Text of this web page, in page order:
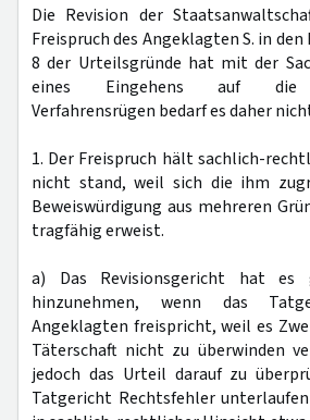
Die Revision der
Freispruch des Angeklagten S. in den
8 der Urteilsgründe hat mit der
eines Eingehens auf die
Verfahrensrügen bedarf es daher
1. Der Freispruch hält sachlich-
nicht stand, weil sich die ihm
Beweiswürdigung aus mehreren
tragfähig erweist.
a) Das Revisionsgericht hat es
hinzunehmen, wenn das
Angeklagten freispricht, weil es
Täterschaft nicht zu überwinden
jedoch das Urteil darauf zu
Tatgericht Rechtsfehler